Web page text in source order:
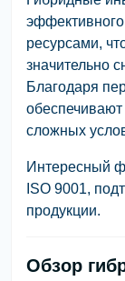
ресурсами,
значительно
Благодаря
сложных
Интересный
ISO 9001,
продукции.
Обзор